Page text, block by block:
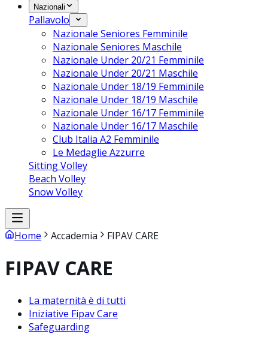
Nazionali
Pallavolo
Nazionale Seniores Femminile
Nazionale Seniores Maschile
Nazionale Under 20/21 Femminile
Nazionale Under 20/21 Maschile
Nazionale Under 18/19 Femminile
Nazionale Under 18/19 Maschile
Nazionale Under 16/17 Femminile
Nazionale Under 16/17 Maschile
Club Italia A2 Femminile
Le Medaglie Azzurre
Sitting Volley
Beach Volley
Snow Volley
Home Accademia FIPAV CARE
FIPAV CARE
La maternità è di tutti
Iniziative Fipav Care
Safeguarding